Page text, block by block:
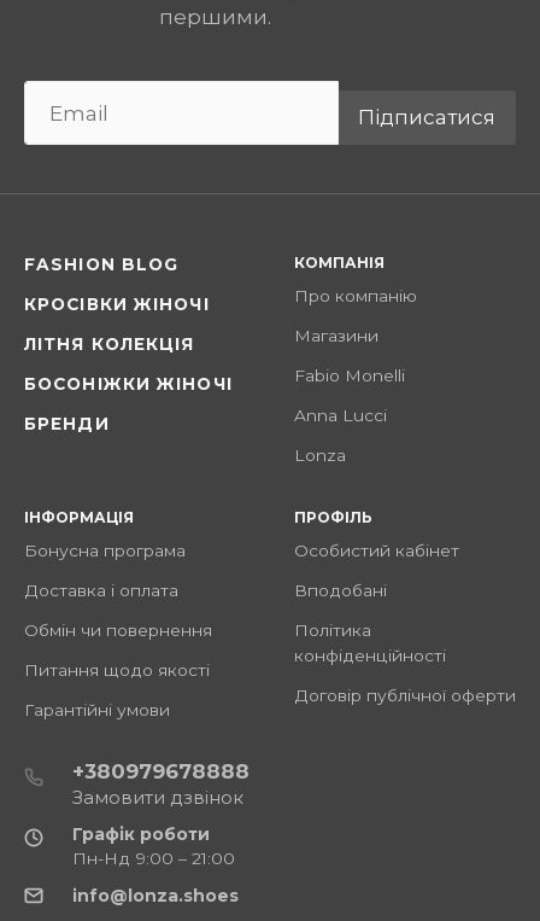
першими.
Підписатися
FASHION BLOG
КРОСІВКИ ЖІНОЧІ
ЛІТНЯ КОЛЕКЦІЯ
БОСОНІЖКИ ЖІНОЧІ
БРЕНДИ
КОМПАНІЯ
Про компанію
Магазини
Fabio Monelli
Anna Lucci
Lonza
ІНФОРМАЦІЯ
Бонусна програма
Доставка і оплата
Обмін чи повернення
Питання щодо якості
Гарантійні умови
ПРОФІЛЬ
Особистий кабінет
Вподобані
Політика
конфіденційності
Договір публічної оферти
+380979678888
Замовити дзвінок
Графік роботи
Пн-Нд 9:00 – 21:00
info@lonza.shoes